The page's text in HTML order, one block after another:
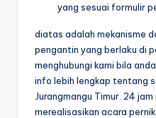
yang sesuai formulir
diatas adalah mekanisme
pengantin yang berlaku di
menghubungi kami bila
info lebih lengkap tentang
Jurangmangu Timur. 24
merealisasikan acara